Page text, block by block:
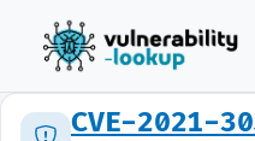
CVE-2021-